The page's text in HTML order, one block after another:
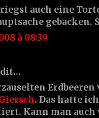
auch eine
gebacken.
à 08:39
dit…
. Das hatte
Kann man auch